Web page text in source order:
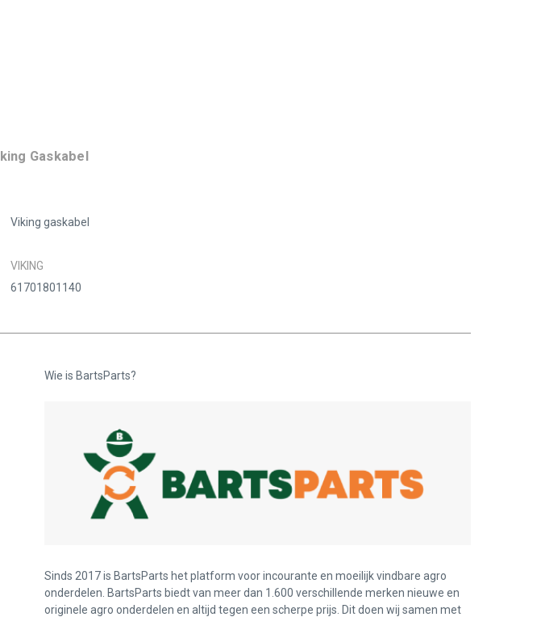
Gaskabel
Viking gaskabel
VIKING
61701801140
Wie is BartsParts?
Sinds 2017 is BartsParts het platform voor incourante en moeilijk vindbare agro
onderdelen. BartsParts biedt van meer dan 1.600 verschillende merken nieuwe en
originele agro onderdelen en altijd tegen een scherpe prijs. Dit doen wij samen met